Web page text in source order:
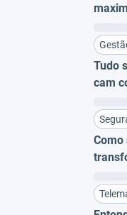
Tudo
cam
Da